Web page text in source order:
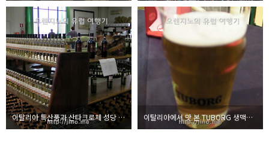
이탈리아 특산품과 산타크로체 성당 - 오렌지노의 유럽여행기 #22 이탈리아에서 맛 본 TUBORG 생맥주 - 오렌지노의 유럽여행기 #21